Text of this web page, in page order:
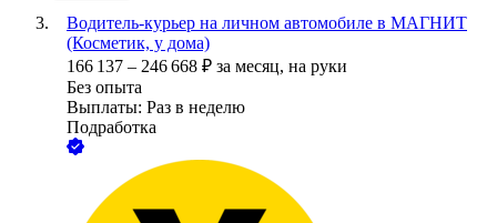
Водитель-курьер на личном автомобиле в МАГНИТ
(Косметик, у дома)
166 137 – 246 668 ₽ за месяц, на руки
Без опыта
Выплаты: Раз в неделю
Подработка